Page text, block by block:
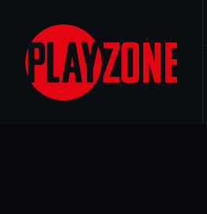
hlavnímu
obsahu